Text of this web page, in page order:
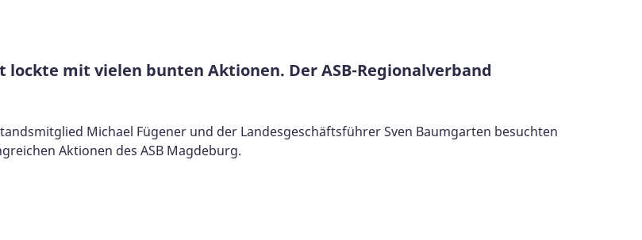
lockte mit vielen bunten Aktionen. Der ASB-Regionalverband
Michael Fügener und der Landesgeschäftsführer Sven Baumgarten besuchten
Aktionen des ASB Magdeburg.